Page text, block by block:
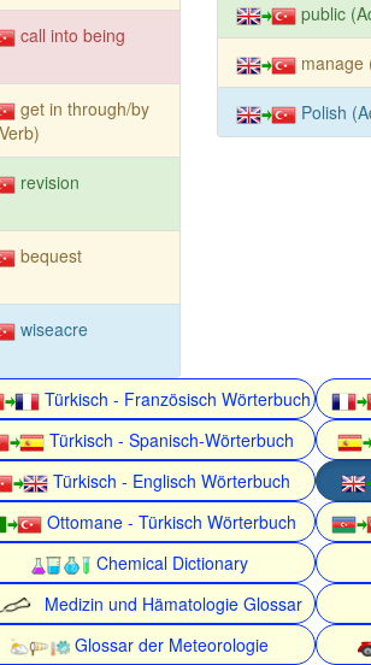
call into being
get in through/by
revision
bequest
wiseacre
public
manage
Polish
Türkisch - Französisch Wörterbuch
Türkisch - Spanisch-Wörterbuch
Türkisch - Englisch Wörterbuch
Ottomane - Türkisch Wörterbuch
Chemical Dictionary
Medizin und Hämatologie Glossar
Glossar der Meteorologie